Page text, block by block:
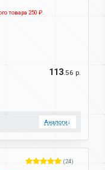
товара 250 ₽.
113 .56 р.
Аналоги↓
(24)